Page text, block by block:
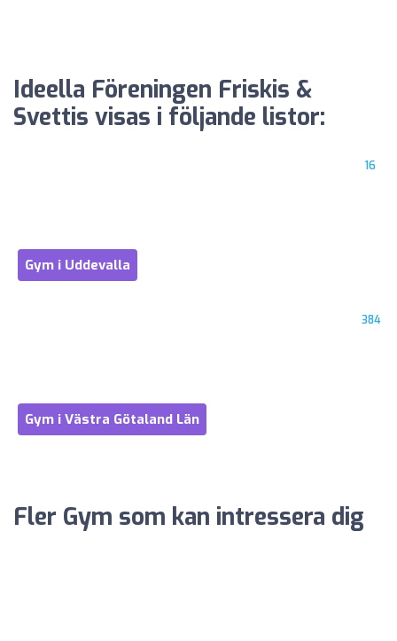
Ideella Föreningen Friskis &
Svettis visas i följande listor:
16
Gym i Uddevalla
384
Gym i Västra Götaland Län
Fler Gym som kan intressera dig